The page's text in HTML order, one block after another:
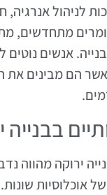
לניהול אנרגיה,
מתחדשים,
אנשים נוטים
הם מבינים את
בבנייה
ירוקה מהווה
אוכלוסיות